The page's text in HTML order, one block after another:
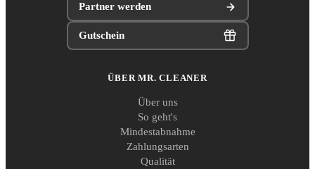
Partner werden
Gutschein
ÜBER MR. CLEANER
Über uns
So geht's
Mindestabnahme
Zahlungsarten
Qualität